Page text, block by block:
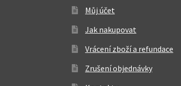
Můj účet
Jak nakupovat
Vrácení zboží a refundace
Zrušení objednávky